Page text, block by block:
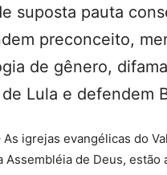
suposta pauta
preconceito,
de gênero,
Lula e defendem
As igrejas evangélicas do
Assembléia de Deus, estão